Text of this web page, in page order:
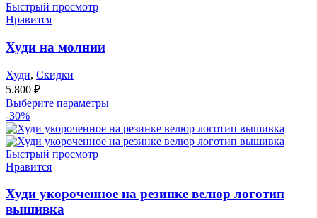
Быстрый просмотр
Нравится
Худи на молнии
Худи, Скидки
5.800 ₽
Выберите параметры
-30%
Быстрый просмотр
Нравится
Худи укороченное на резинке велюр логотип
вышивка